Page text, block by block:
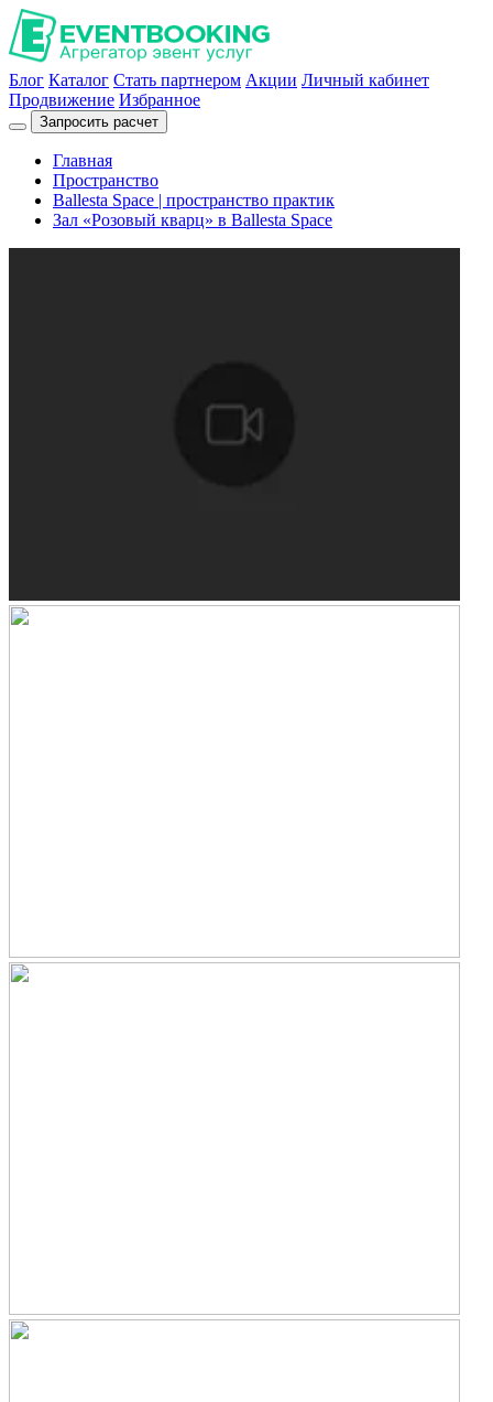
Блог Каталог Стать партнером Акции Личный кабинет
Продвижение Избранное
Запросить расчет
Главная
Пространство
Ballesta Space | пространство практик
Зал «Розовый кварц» в Ballesta Space